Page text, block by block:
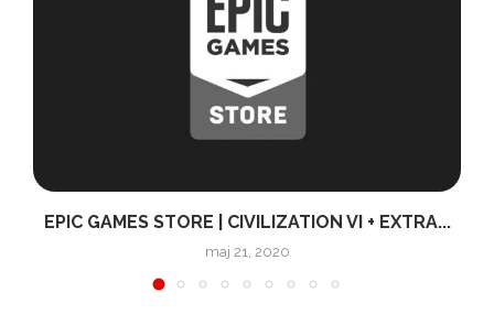
EPIC GAMES STORE | CIVILIZATION VI + EXTRA...
maj 21, 2020